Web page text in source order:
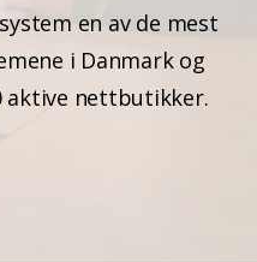
en av de mest
i Danmark og
aktive nettbutikker.